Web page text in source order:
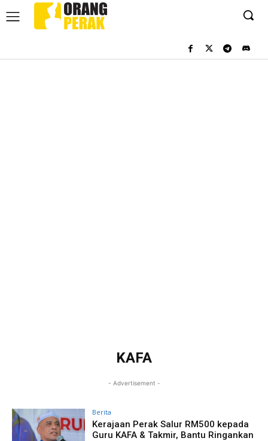
KAFA
- Advertisement -
Berita
Kerajaan Perak Salur RM500 kepada
Guru KAFA & Takmir, Bantu Ringankan